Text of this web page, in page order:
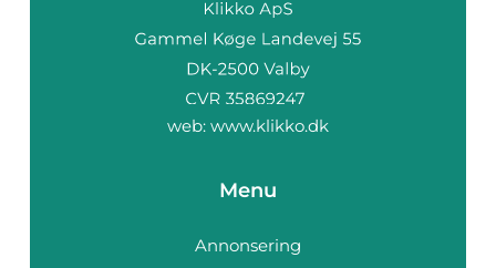
web: www.klikko.dk
Menu
Annonsering